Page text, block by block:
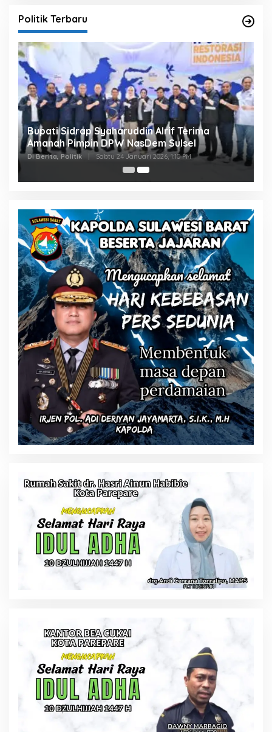
Politik Terbaru
Bupati Sidrap Syaharuddin Alrif Terima
Amanah Pimpin DPW NasDem Sulsel
Di Berita, Politik | Sabtu 24 Januari 2026, 1:10 PM